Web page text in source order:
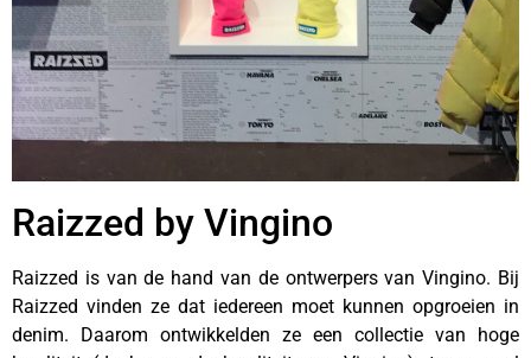
Raizzed by Vingino
Raizzed is van de hand van de ontwerpers van Vingino. Bij
Raizzed vinden ze dat iedereen moet kunnen opgroeien in
denim. Daarom ontwikkelden ze een collectie van hoge